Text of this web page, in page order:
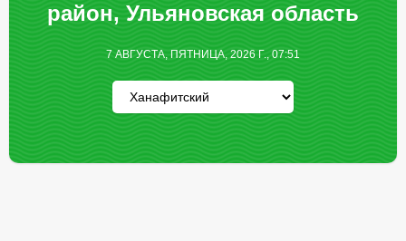
район, Ульяновская область
7 АВГУСТА, ПЯТНИЦА, 2026 Г., 07:51